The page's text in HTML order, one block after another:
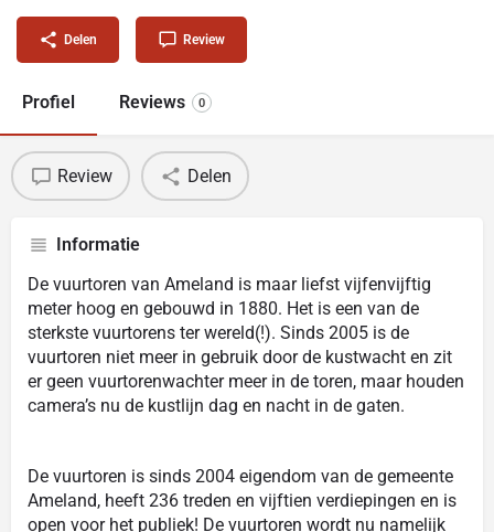
Delen Review
Profiel Reviews 0
Review Delen
Informatie
De vuurtoren van Ameland is maar liefst vijfenvijftig
meter hoog en gebouwd in 1880. Het is een van de
sterkste vuurtorens ter wereld(!). Sinds 2005 is de
vuurtoren niet meer in gebruik door de kustwacht en zit
er geen vuurtorenwachter meer in de toren, maar houden
camera’s nu de kustlijn dag en nacht in de gaten.
De vuurtoren is sinds 2004 eigendom van de gemeente
Ameland, heeft 236 treden en vijftien verdiepingen en is
open voor het publiek! De vuurtoren wordt nu namelijk